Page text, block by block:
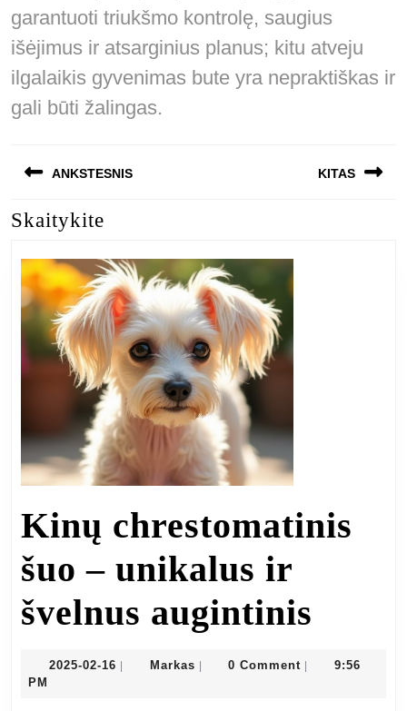
garantuoti triukšmo kontrolę, saugius
išėjimus ir atsarginius planus; kitu atveju
ilgalaikis gyvenimas bute yra nepraktiškas ir
gali būti žalingas.
Navigacija
tarp
įrašų
ANKSTESNIS
Previous
KITAS
Skaitykite
Kinų chrestomatinis
šuo – unikalus ir
švelnus augintinis
2025-02-16 2025-
| MarkasMarkas
| 0 Comment |
9:56
PM